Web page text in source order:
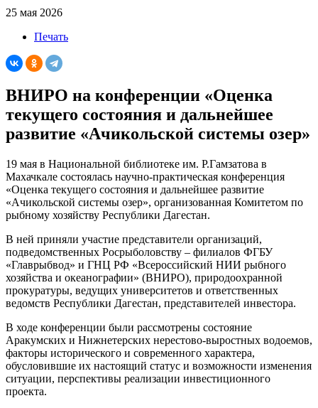
25 мая 2026
Печать
ВНИРО на конференции «Оценка
текущего состояния и дальнейшее
развитие «Ачикольской системы озер»
19 мая в Национальной библиотеке им. Р.Гамзатова в
Махачкале состоялась научно-практическая конференция
«Оценка текущего состояния и дальнейшее развитие
«Ачикольской системы озер», организованная Комитетом по
рыбному хозяйству Республики Дагестан.
В ней приняли участие представители организаций,
подведомственных Росрыболовству – филиалов ФГБУ
«Главрыбвод» и ГНЦ РФ «Всероссийский НИИ рыбного
хозяйства и океанографии» (ВНИРО), природоохранной
прокуратуры, ведущих университетов и ответственных
ведомств Республики Дагестан, представителей инвестора.
В ходе конференции были рассмотрены состояние
Аракумских и Нижнетерских нерестово-выростных водоемов,
факторы исторического и современного характера,
обусловившие их настоящий статус и возможности изменения
ситуации, перспективы реализации инвестиционного
проекта.